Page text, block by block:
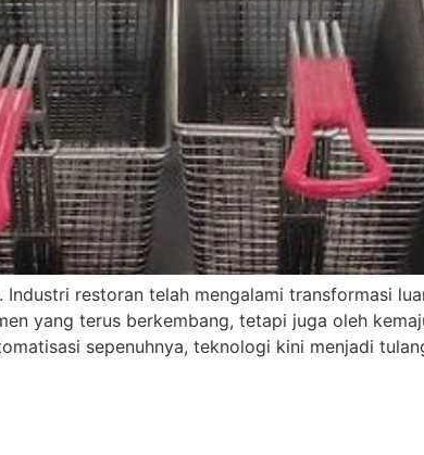
restoran telah mengalami transformasi
yang terus berkembang, tetapi juga oleh
sepenuhnya, teknologi kini menjadi